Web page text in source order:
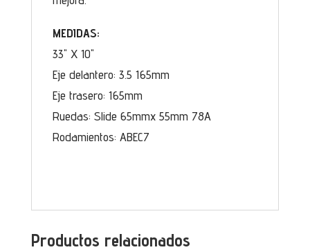
MEDIDAS:
33" X 10"
Eje delantero: 3.5 165mm
Eje trasero: 165mm
Ruedas: Slide 65mmx 55mm 78A
Rodamientos: ABEC7
Productos relacionados